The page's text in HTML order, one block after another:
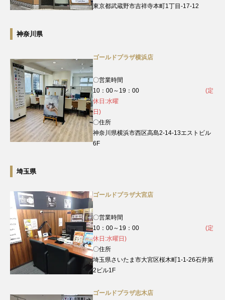
東京都武蔵野市吉祥寺本町1丁目-17-12
神奈川県
ゴールドプラザ横浜店
〇営業時間
10：00～19：00 (定
休日:水曜
日)
〇住所
神奈川県横浜市西区高島2-14-13エストビル
6F
埼玉県
ゴールドプラザ大宮店
〇営業時間
10：00～19：00 (定
休日:水曜日)
〇住所
埼玉県さいたま市大宮区桜木町1-1-26石井第
2ビル1F
ゴールドプラザ志木店